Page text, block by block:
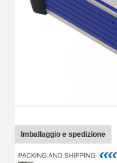
Imballaggio e spedizione